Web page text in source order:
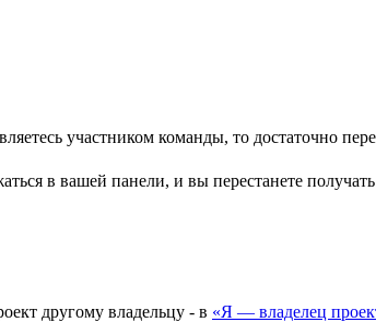
участником команды, то достаточно
в вашей панели, и вы перестанете
другому владельцу - в «Я — владелец